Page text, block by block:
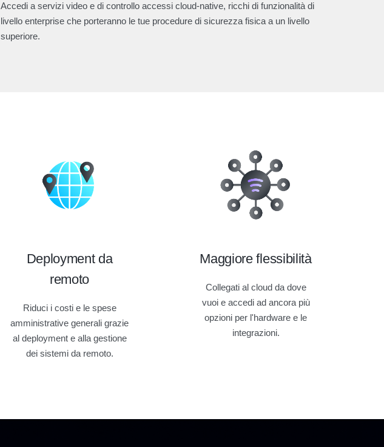
Accedi a servizi video e di controllo accessi cloud-native, ricchi di funzionalità di
livello enterprise che porteranno le tue procedure di sicurezza fisica a un livello
superiore.
Deployment da
remoto
Riduci i costi e le spese
amministrative generali grazie
al deployment e alla gestione
dei sistemi da remoto.
Maggiore flessibilità
Collegati al cloud da dove
vuoi e accedi ad ancora più
opzioni per l'hardware e le
integrazioni.